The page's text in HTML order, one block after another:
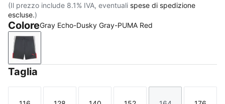
(Il prezzo include 8.1% IVA, eventuali spese di spedizione
escluse.)
ColoreGray Echo-Dusky Gray-PUMA Red
Gray Echo-Dusky Gray-PUMA Red
Taglia